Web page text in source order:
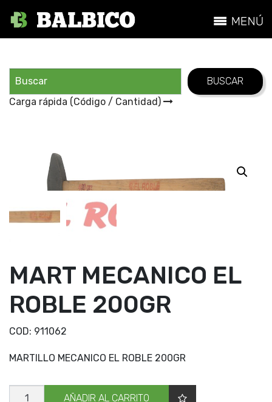
Carga rápida (Código / Cantidad)
MART MECANICO EL
ROBLE 200GR
COD: 911062
MARTILLO MECANICO EL ROBLE 200GR
MART
MECANICO
AÑADIR AL CARRITO